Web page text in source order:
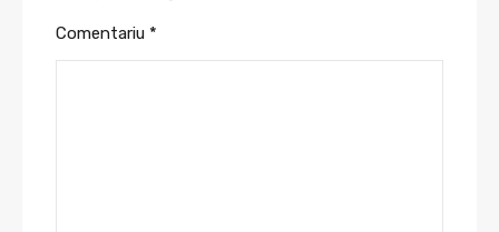
Comentariu *